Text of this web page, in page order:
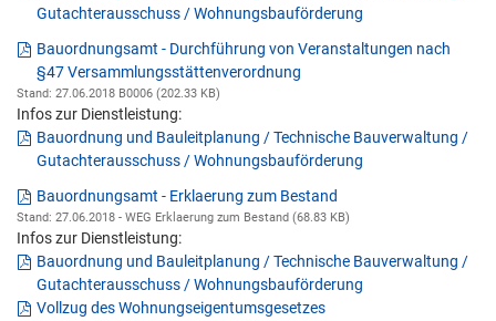
Gutachterausschuss / Wohnungsbauförderung
Bauordnungsamt - Durchführung von Veranstaltungen nach
§47 Versammlungsstättenverordnung
Stand: 27.06.2018 B0006 (202.33 KB)
Infos zur Dienstleistung:
Bauordnung und Bauleitplanung / Technische Bauverwaltung /
Gutachterausschuss / Wohnungsbauförderung
Bauordnungsamt - Erklaerung zum Bestand
Stand: 27.06.2018 - WEG Erklaerung zum Bestand (68.83 KB)
Infos zur Dienstleistung:
Bauordnung und Bauleitplanung / Technische Bauverwaltung /
Gutachterausschuss / Wohnungsbauförderung
Vollzug des Wohnungseigentumsgesetzes